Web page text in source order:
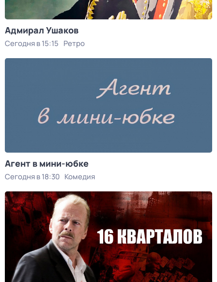
Адмирал Ушаков
Сегодня в 15:15 Ретро
Агент в мини-юбке
Сегодня в 18:30 Комедия